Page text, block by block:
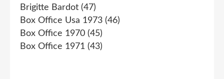
Brigitte Bardot (47)
Box Office Usa 1973 (46)
Box Office 1970 (45)
Box Office 1971 (43)